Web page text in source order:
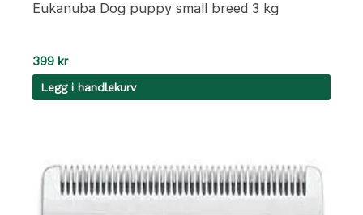
Eukanuba Dog puppy small breed 3 kg
399 kr
Legg i handlekurv